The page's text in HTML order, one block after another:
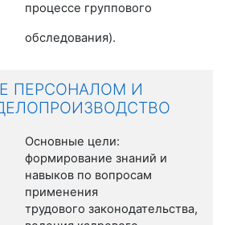
процессе группового
обследования).
ПЕРСОНАЛОМ И
Основные цели:
формирование знаний и
навыков по вопросам
применения
трудового законодательства,